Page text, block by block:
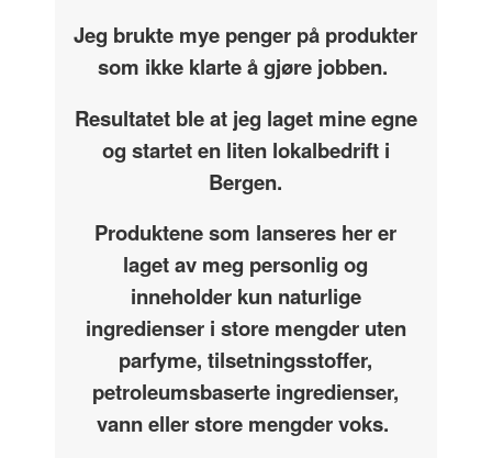
Jeg brukte mye penger på produkter
som ikke klarte å gjøre jobben.
Resultatet ble at jeg laget mine egne
og startet en liten lokalbedrift i
Bergen.
Produktene som lanseres her er
laget av meg personlig og
inneholder kun naturlige
ingredienser i store mengder uten
parfyme, tilsetningsstoffer,
petroleumsbaserte ingredienser,
vann eller store mengder voks.